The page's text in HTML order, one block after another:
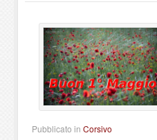
Pubblicato in Corsivo